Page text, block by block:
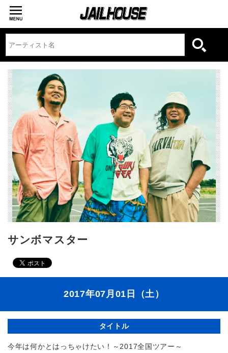
サンボマスター
2017年07月01日（土）
タイトル
今年は何かとはっちゃけたい！～2017全国ツアー～